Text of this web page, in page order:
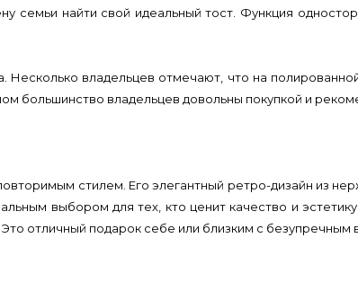
семьи найти свой идеальный тост. Функция
владельцев отмечают, что на
большинство владельцев довольны покупкой и
стилем. Его элегантный ретро-дизайн из
выбором для тех, кто ценит качество и
отличный подарок себе или близким с безупречным